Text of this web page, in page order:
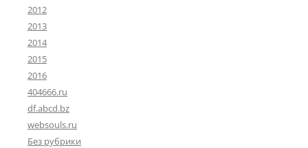
2012
2013
2014
2015
2016
404666.ru
df.abcd.bz
websouls.ru
Без рубрики